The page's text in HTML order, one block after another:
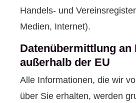
Handels- und
Medien, Internet).
Datenübermittlung an
außerhalb der EU
Alle Informationen, die wir
über Sie erhalten, werden